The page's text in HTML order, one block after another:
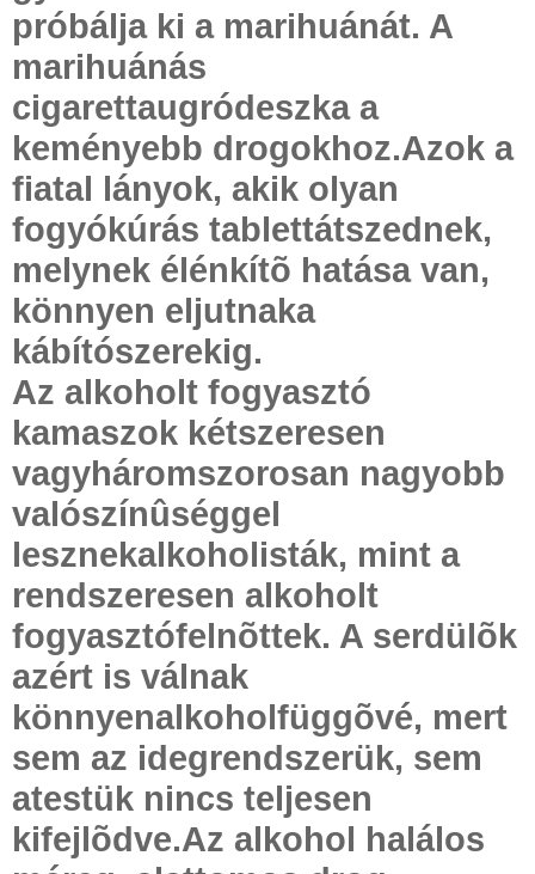
próbálja ki a marihuánát. A
marihuánás
cigarettaugródeszka a
keményebb drogokhoz.Azok a
fiatal lányok, akik olyan
fogyókúrás tablettátszednek,
melynek élénkítõ hatása van,
könnyen eljutnaka
kábítószerekig.
Az alkoholt fogyasztó
kamaszok kétszeresen
vagyháromszorosan nagyobb
valószínûséggel
lesznekalkoholisták, mint a
rendszeresen alkoholt
fogyasztófelnõttek. A serdülõk
azért is válnak
könnyenalkoholfüggõvé, mert
sem az idegrendszerük, sem
atestük nincs teljesen
kifejlõdve.Az alkohol halálos